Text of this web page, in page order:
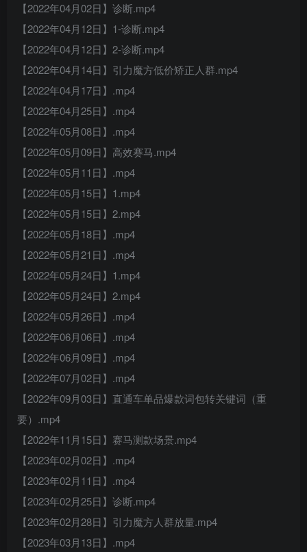
【2022年04月02日】诊断.mp4
【2022年04月12日】1-诊断.mp4
【2022年04月12日】2-诊断.mp4
【2022年04月14日】引力魔方低价矫正人群.mp4
【2022年04月17日】.mp4
【2022年04月25日】.mp4
【2022年05月08日】.mp4
【2022年05月09日】高效赛马.mp4
【2022年05月11日】.mp4
【2022年05月15日】1.mp4
【2022年05月15日】2.mp4
【2022年05月18日】.mp4
【2022年05月21日】.mp4
【2022年05月24日】1.mp4
【2022年05月24日】2.mp4
【2022年05月26日】.mp4
【2022年06月06日】.mp4
【2022年06月09日】.mp4
【2022年07月02日】.mp4
【2022年09月03日】直通车单品爆款词包转关键词（重
要）.mp4
【2022年11月15日】赛马测款场景.mp4
【2023年02月02日】.mp4
【2023年02月11日】.mp4
【2023年02月25日】诊断.mp4
【2023年02月28日】引力魔方人群放量.mp4
【2023年03月13日】.mp4